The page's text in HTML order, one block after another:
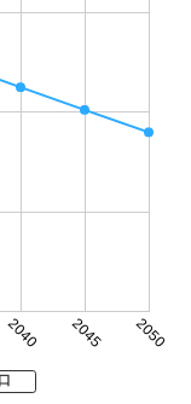
2040 2045 2050